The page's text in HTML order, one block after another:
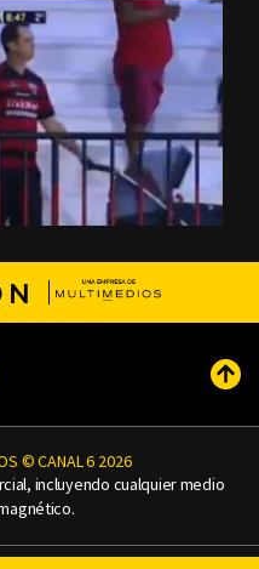
© CANAL 6 2026
incluyendo cualquier medio